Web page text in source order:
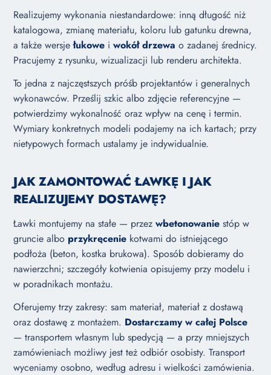
Realizujemy wykonania niestandardowe: inną długość niż
katalogowa, zmianę materiału, koloru lub gatunku drewna,
a także wersjełukowe i wokół drzewa o zadanej średnicy.
Pracujemy z rysunku, wizualizacji lub renderu architekta.
To jedna z najczęstszych próśb projektantów i generalnych
wykonawców. Prześlij szkic albo zdjęcie referencyjne —
potwierdzimy wykonalność oraz wpływ na cenę i termin.
Wymiary konkretnych modeli podajemy na ich kartach; przy
nietypowych formach ustalamy je indywidualnie.
JAK ZAMONTOWAĆ ŁAWKĘ I JAK
REALIZUJEMY DOSTAWĘ?
Ławki montujemy na stałe — przez wbetonowanie stóp w
gruncie albo przykręcenie kotwami do istniejącego
podłoża (beton, kostka brukowa). Sposób dobieramy do
nawierzchni; szczegóły kotwienia opisujemy przy modelu i
w poradnikach montażu.
Oferujemy trzy zakresy: sam materiał, materiał z dostawą
oraz dostawę z montażem. Dostarczamy w całej Polsce
— transportem własnym lub spedycją — a przy mniejszych
zamówieniach możliwy jest też odbiór osobisty. Transport
wyceniamy osobno, według adresu i wielkości zamówienia.